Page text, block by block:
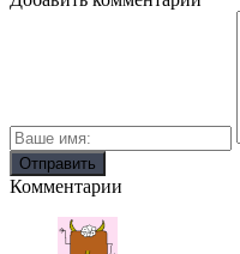
Комментарии